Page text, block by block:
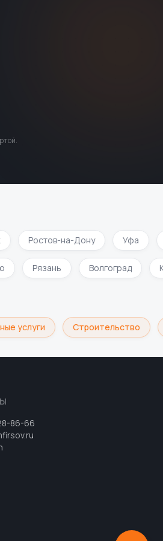
Ростов-на-Дону Уфа
Рязань Волгоград
услуги Строительство
86-66